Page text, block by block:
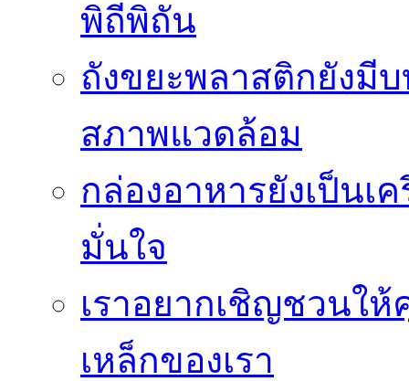
พิถีพิถัน
ถังขยะพลาสติกยังมี
สภาพแวดล้อม
กล่องอาหารยังเป็นเ
มั่นใจ
เราอยากเชิญชวนใ
เหล็กของเรา